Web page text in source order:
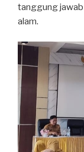
tanggung
alam.